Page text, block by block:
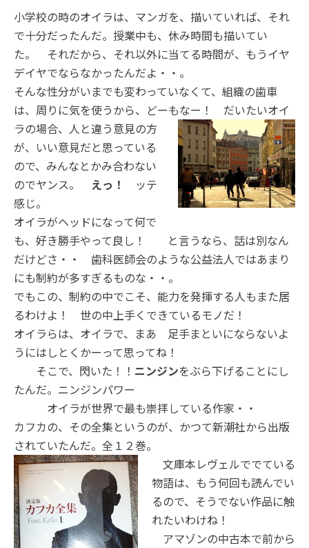
小学校の時のオイラは、マンガを、描いていれば、それ
で十分だったんだ。授業中も、休み時間も描いてい
た。 それだから、それ以外に当てる時間が、もうイヤ
デイヤでならなかったんだよ・・。
そんな性分がいまでも変わっていなくて、組織の歯車
は、周りに気を使うから、どーもなー！ だいたいオイ
ラの場合、人と違う意見の方
が、いい意見だと思っている
ので、みんなとかみ合わない
のでヤンス。
えっ！
ッテ
感じ。
オイラがヘッドになって何で
も、好き勝手やって良し！ と言うなら、話は別なん
だけどさ・・ 歯科医師会のような公益法人ではあまり
にも制約が多すぎるものな・・。
でもこの、制約の中でこそ、能力を発揮する人もまた居
るわけよ！ 世の中上手くできているモノだ！
オイラらは、オイラで、まあ 足手まといにならないよ
うにはしとくかーって思ってね！
そこで、閃いた！！ ニンジンをぶら下げることにし
たんだ。ニンジンパワー
オイラが世界で最も崇拝している作家・・
カフカの、その全集というのが、かつて新潮社から出版
されていたんだ。全１２巻。
文庫本レヴェルででている
物語は、もう何回も読んでい
るので、そうでない作品に触
れたいわけね！
アマゾンの中古本で前から